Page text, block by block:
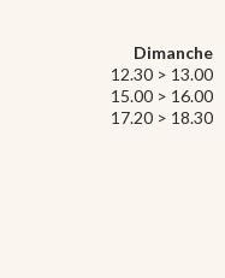
Dimanche
12.30 > 13.00
15.00 > 16.00
17.20 > 18.30